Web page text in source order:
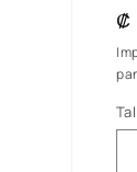
₡